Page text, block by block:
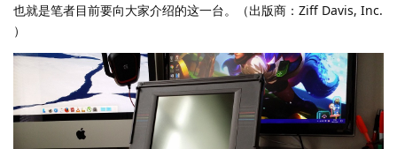
也就是笔者目前要向大家介绍的这一台。（出版商：Ziff Davis, Inc.
）